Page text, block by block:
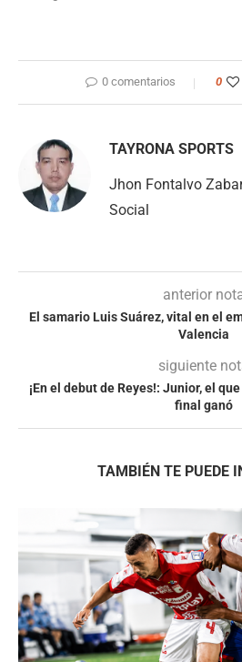
0 comentarios 0
TAYRONA SPORTS
Jhon Fontalvo
Social
anterior
El samario Luis Suárez, vital en el
Valencia
siguiente
¡En el debut de Reyes!: Junior, el
final ganó
TAMBIÉN TE PUEDE